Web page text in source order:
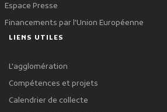
Espace Presse
Financements par l'Union Européenne
LIENS UTILES
L'agglomération
Compétences et projets
Calendrier de collecte